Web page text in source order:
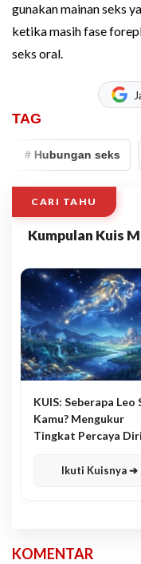
gunakan mainan seks
ketika masih fase
seks oral.
TAG
# Hubungan seks
CARI TAHU
Kumpulan Kuis
KUIS: Seberapa Leo
Kamu? Mengukur
Tingkat Percaya Diri
Ikuti Kuisnya ➔
KOMENTAR